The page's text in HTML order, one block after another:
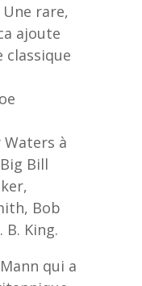
Une rare,
ajoute
classique
à
Bill
Bob
B. King.
qui a